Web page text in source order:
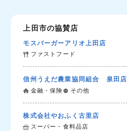
上田市の協賛店
モスバーガーアリオ上田店
ファストフード
信州うえだ農業協同組合 泉田店
金融・保険 その他
株式会社やおふく古里店
スーパー・食料品店